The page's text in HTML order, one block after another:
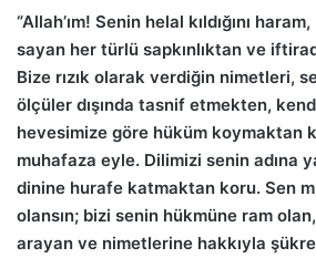
“Allah’ım! Senin helal kıldığını
sayan her türlü sapkınlıktan ve
Bize rızık olarak verdiğin nimetleri,
ölçüler dışında tasnif etmekten,
hevesimize göre hüküm koymaktan
muhafaza eyle. Dilimizi senin adına
dinine hurafe katmaktan koru. Sen
olansın; bizi senin hükmüne ram olan,
arayan ve nimetlerine hakkıyla